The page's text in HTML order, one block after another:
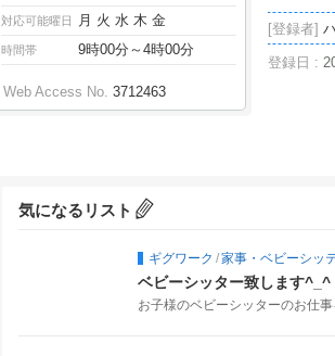
対応可能曜日 月 火 水 木 金
時間帯 9時00分～4時00分
Web Access No. 3712463
[登録者]
登録日 :
気になるリスト
ギグワーク /家事・ベビーシッ
ベビーシッター致します^_^
お子様のベビーシッターのお仕